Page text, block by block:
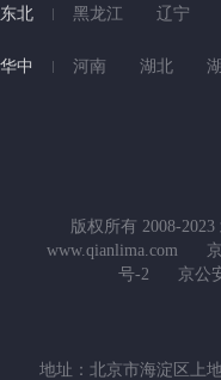
东北 黑龙江 辽宁
华中 河南 湖北
版权所有 2008-
www.qianlima.com
号-2
京公
地址：北京市海淀区上